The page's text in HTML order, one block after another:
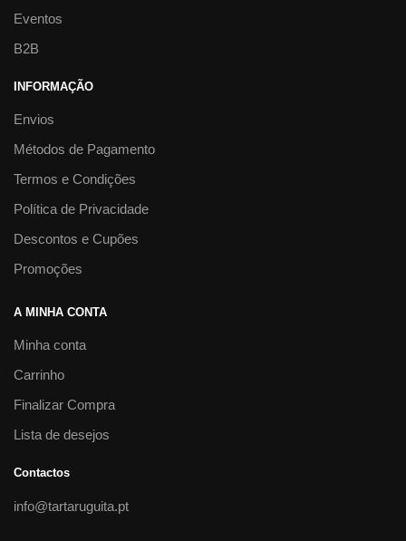
Eventos
B2B
INFORMAÇÃO
Envios
Métodos de Pagamento
Termos e Condições
Política de Privacidade
Descontos e Cupões
Promoções
A MINHA CONTA
Minha conta
Carrinho
Finalizar Compra
Lista de desejos
Contactos
info@tartaruguita.pt